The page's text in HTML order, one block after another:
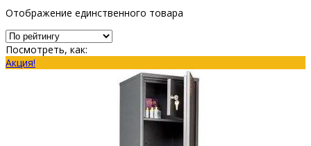
Отображение единственного товара
Посмотреть, как:
Акция!